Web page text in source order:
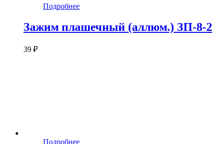
Подробнее
Зажим плашечный (аллюм.) ЗП-8-2
39 ₽
Подробнее